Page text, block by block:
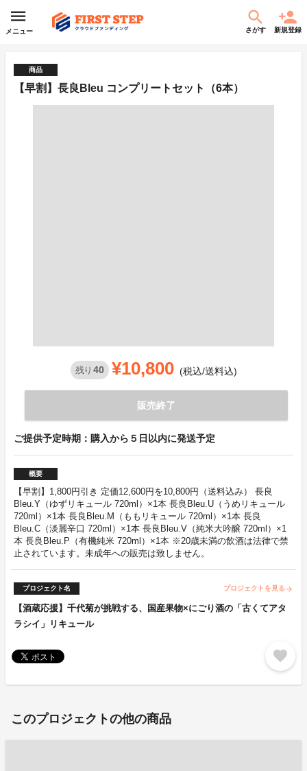
メニュー さがす 新規登録
商品
【早割】長良Bleu コンプリートセット（6本）
残り 40 ¥10,800 (税込/送料込)
販売終了
ご提供予定時期：購入から５日以内に発送予定
概要
【早割】1,800円引き 定価12,600円を10,800円（送料込み） 長良
Bleu.Y（ゆずリキュール 720ml）×1本 長良Bleu.U（うめリキュール
720ml）×1本 長良Bleu.M（ももリキュール 720ml）×1本 長良
Bleu.C（淡麗辛口 720ml）×1本 長良Bleu.V（純米大吟醸 720ml）×1
本 長良Bleu.P（有機純米 720ml）×1本 ※20歳未満の飲酒は法律で禁
止されています。未成年への販売は致しません。
プロジェクト名 プロジェクトを見る arrow_forward
【酒蔵応援】千代菊が挑戦する、国産果物×にごり酒の「古くてアタ
ラシイ」リキュール
favorite
このプロジェクトの他の商品